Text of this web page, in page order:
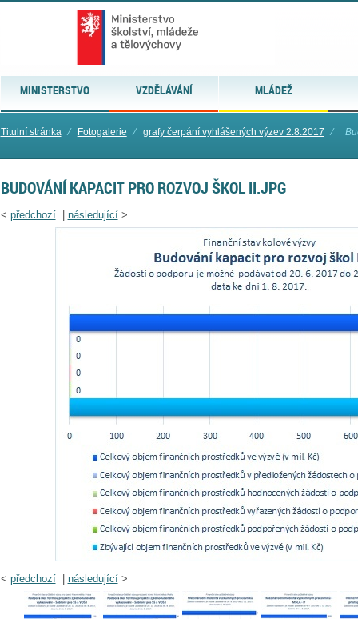
MINISTERSTVO VZDĚLÁVÁNÍ MLÁDEŽ
Titulní stránka ⁄ Fotogalerie ⁄ grafy čerpání vyhlášených výzev 2.8.2017 ⁄
BUDOVÁNÍ KAPACIT PRO ROZVOJ ŠKOL II.JPG
< předchozí| následující>
< předchozí| následující>